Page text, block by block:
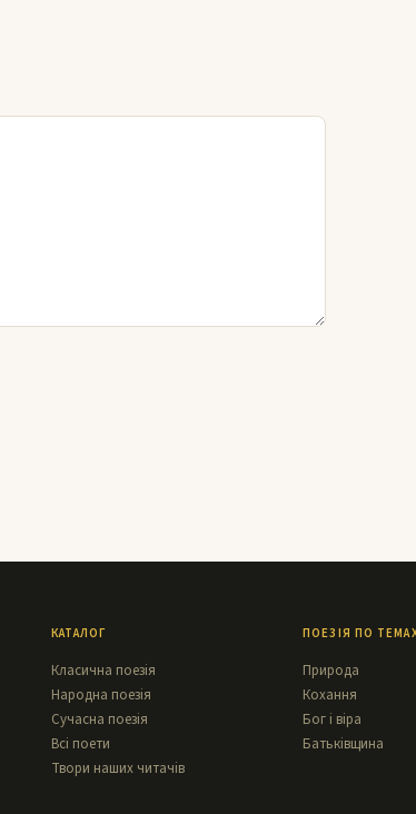
КАТАЛОГ
Класична поезія
Народна поезія
Сучасна поезія
Всі поети
Твори наших читачів
ПОЕЗІЯ ПО
Природа
Кохання
Бог і віра
Батьківщина